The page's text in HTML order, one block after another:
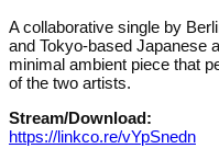
A collaborative single by
and Tokyo-based Japanese
minimal ambient piece that
of the two artists.
Stream/Download:
https://linkco.re/vYpSnedn